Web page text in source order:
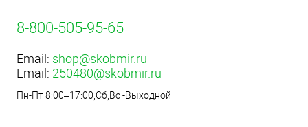
8-800-505-95-65
Email: shop@skobmir.ru
Email: 250480@skobmir.ru
Пн-Пт 8:00–17:00,Сб,Вс -Выходной